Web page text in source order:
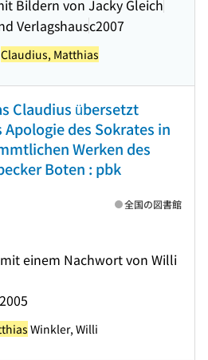
Bildern von Jacky Gleich
Verlagshausc2007
Claudius, Matthias
Claudius übersetzt
Apologie des Sokrates in
Werken des
Boten : pbk
einem Nachwort von Willi
全国の図書館
Winkler, Willi